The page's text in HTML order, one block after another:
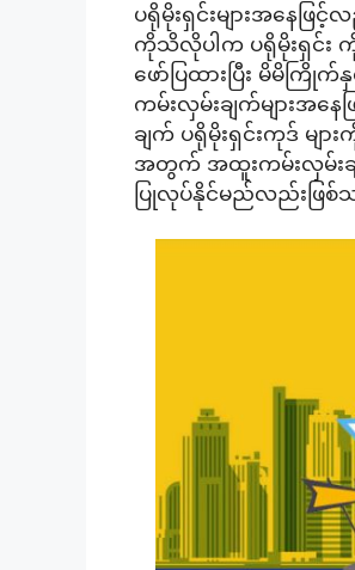
ပရိုမိုးရှင်းများအနေ
ကိုသိလိုပါက ပရိုမိုးရှင်း
ဖော်ပြထားပြီး မိမိက
ကမ်းလှမ်းချက်များအန
ချက် ပရိုမိုးရှင်းကုဒ် မျာ
အတွက် အထူးကမ်းလှမ်းချ
ပြုလုပ်နိုင်မည်လည်းဖြစ်